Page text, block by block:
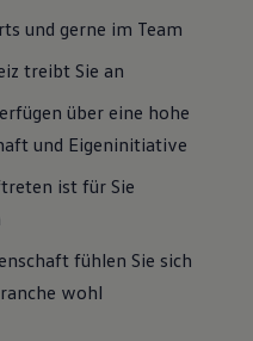
und gerne im Team
treibt Sie an
über eine hohe
und Eigeninitiative
ist für Sie
fühlen Sie sich
wohl